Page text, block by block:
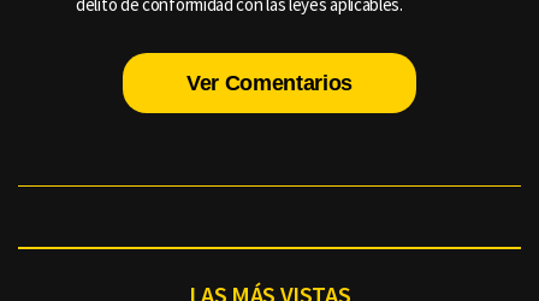
Ver Comentarios
LAS MÁS VISTAS